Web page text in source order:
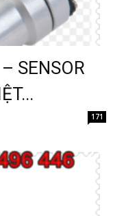
SENSOR
171